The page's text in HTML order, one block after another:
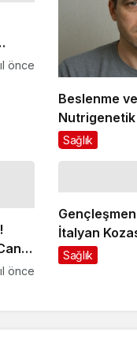
önce
Beslenme
Nutrigenetik
Sağlık
önce
İtalyan
Sağlık